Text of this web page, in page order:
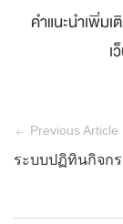
คำแนะนำเพิ่ม
เ
Previous Article
ระบบปฏิทินกิจก